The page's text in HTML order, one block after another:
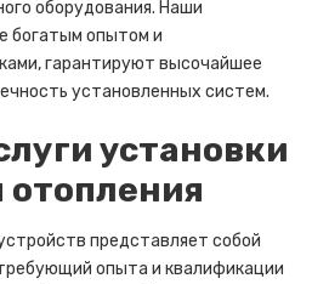
оборудования. Наши
богатым опытом и
гарантируют высочайшее
установленных систем.
установки
отопления
представляет собой
опыта и квалификации